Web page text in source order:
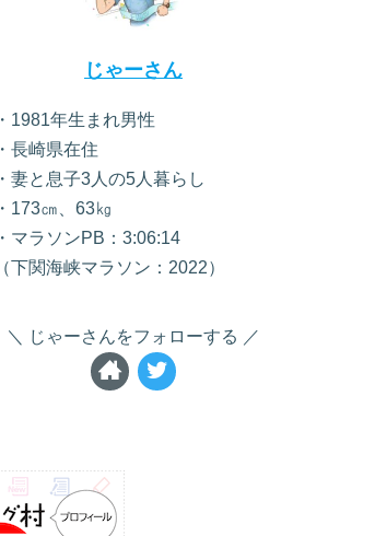
じゃーさん
・1981年生まれ男性
・長崎県在住
・妻と息子3人の5人暮らし
・173㎝、63㎏
・マラソンPB：3:06:14
（下関海峡マラソン：2022）
じゃーさんをフォローする